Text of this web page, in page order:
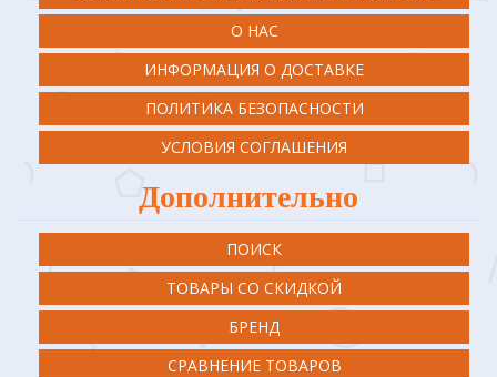
О НАС
ИНФОРМАЦИЯ О ДОСТАВКЕ
ПОЛИТИКА БЕЗОПАСНОСТИ
УСЛОВИЯ СОГЛАШЕНИЯ
Дополнительно
ПОИСК
ТОВАРЫ СО СКИДКОЙ
БРЕНД
СРАВНЕНИЕ ТОВАРОВ